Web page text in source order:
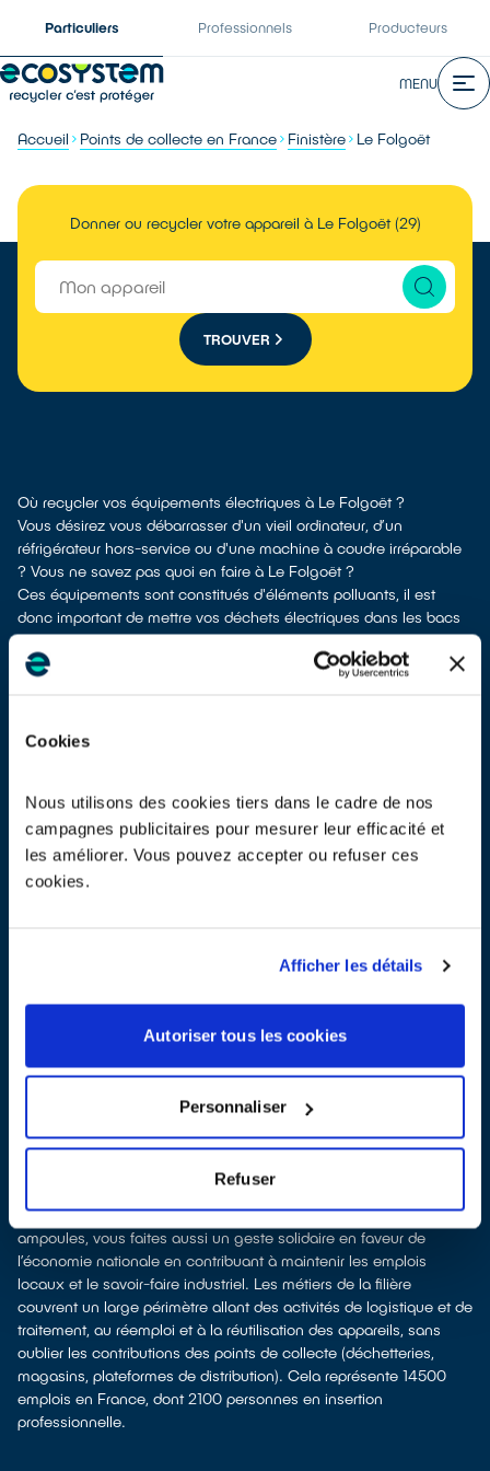
Cookies
Nous utilisons des cookies tiers dans le cadre de nos
campagnes publicitaires pour mesurer leur efficacité et
les améliorer. Vous pouvez accepter ou refuser ces
cookies.
Afficher les détails
Autoriser tous les cookies
Personnaliser
Refuser
Particuliers Professionnels Producteurs
MENU
Accueil Points de collecte en France Finistère Le Folgoët
Donner ou recycler votre appareil à Le Folgoët (29)
TROUVER
Où recycler vos équipements électriques à Le Folgoët ?
Vous désirez vous débarrasser d'un vieil ordinateur, d’un
réfrigérateur hors-service ou d'une machine à coudre irréparable
? Vous ne savez pas quoi en faire à Le Folgoët ?
Ces équipements sont constitués d'éléments polluants, il est
donc important de mettre vos déchets électriques dans les bacs
de recyclage appropriés pour qu'ils soient dépollués et recyclés.
À Le Folgoët, différentes solutions existent pour vous defaire de
faire un don à une association
les fairereprendre à la livraisond’un nouvel appareil
lesdéposer en magasin(reprise « 1 pour 1 » voire « 1 pour 0 »
dans certains points de vente)
À Le Folgoët, les points de collecte, partenaires de notre éco-
organisme
Recycler c’est protéger la santé, l'environnement et les
La production d’appareils électriques neufs est émettrice de
pollution et consommatrice de ressources naturelles. Donner son
alimentant le marché de l'occasion. Le recyclage permet d'éviter
l'extraction de matières premières brutes, leur transformation et
leur transport, en utilisant à la place des matières recyclées, ce
qui génère moins de pollution et préserve nos ressources
naturelles. Donner et recycler c'est protéger l'environnement.
Recycler c’est favoriser les emplois
En donnant une nouvelle vie à vos appareils électriques et vos
ampoules, vous faites aussi un geste solidaire en faveur de
l’économie nationale en contribuant à maintenir les emplois
locaux et le savoir-faire industriel. Les métiers de la filière
couvrent un large périmètre allant des activités de logistique et de
traitement, au réemploi et à la réutilisation des appareils, sans
oublier les contributions des points de collecte (déchetteries,
magasins, plateformes de distribution). Cela représente 14500
emplois en France, dont 2100 personnes en insertion
professionnelle.